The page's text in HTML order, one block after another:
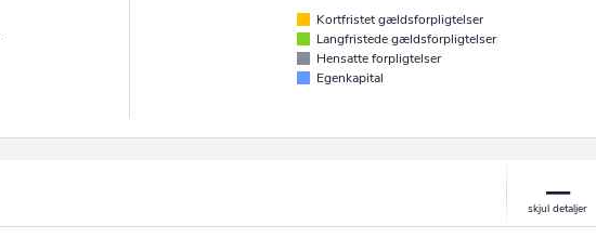
Kortfristet gældsforpligtelser
Langfristede gældsforpligtelser
Hensatte forpligtelser
Egenkapital